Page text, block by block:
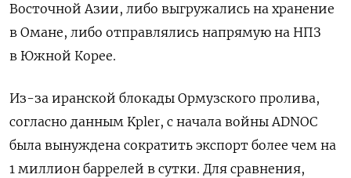
Восточной Азии, либо ‌выгружались на хранение
в Омане, либо отправлялись напрямую на НПЗ
в Южной Корее.
Из-за иранской блокады Ормузского пролива,
согласно данным Kpler, с начала войны ADNOC
была вынуждена сократить экспорт более чем ‌на
1 миллион баррелей в сутки. Для сравнения,